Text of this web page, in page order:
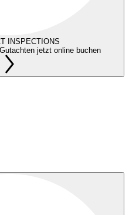
INSPECTIONS
jetzt online buchen